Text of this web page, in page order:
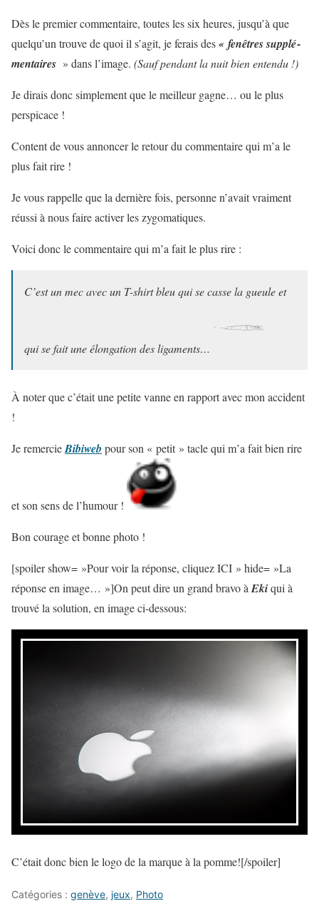
Dès le pre­mier com­men­taire, toutes les six heures, jusqu’à que
quelqu’un trouve de quoi il s’agit, je ferais des« fenêtres sup­plé­
men­taires » dans l’image. (Sauf pen­dant la nuit bien entendu !)
Je dirais donc sim­ple­ment que le meilleur gagne… ou le plus
perspicace !
Content de vous annoncer le retour du commentaire qui m’a le
plus fait rire !
Je vous rappelle que la dernière fois, personne n’avait vraiment
réussi à nous faire activer les zygomatiques.
Voici donc le commentaire qui m’a fait le plus rire :
C’est un mec avec un T-shirt bleu qui se casse la gueule et
qui se fait une élon­ga­tion des liga­ments…
À noter que c’était une petite vanne en rapport avec mon accident
!
Je remercieBibiweb pour son « petit » tacle qui m’a fait bien rire
et son sens de l’humour !
Bon courage et bonne photo !
[spoiler show= »Pour voir la réponse, cliquez ICI » hide= »La
réponse en image… »]On peut dire un grand bravo à Ekiqui à
trouvé la solution, en image ci-dessous:
C’était donc bien le logo de la marque à la pomme![/spoiler]
Catégories : genève, jeux, Photo